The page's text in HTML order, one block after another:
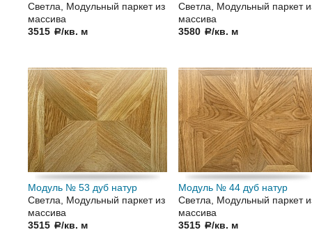
Светла, Модульный паркет из
массива
3515 a/кв. м
Светла, Модульный паркет
массива
3580 a/кв. м
Модуль № 53 дуб натур
Светла, Модульный паркет из
массива
3515 a/кв. м
Модуль № 44 дуб натур
Светла, Модульный паркет
массива
3515 a/кв. м